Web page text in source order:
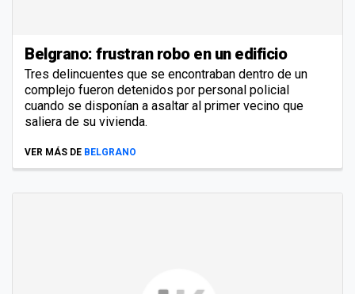
Belgrano: frustran robo en un edificio
Tres delincuentes que se encontraban dentro de un
complejo fueron detenidos por personal policial
cuando se disponían a asaltar al primer vecino que
saliera de su vivienda.
VER MÁS DE BELGRANO